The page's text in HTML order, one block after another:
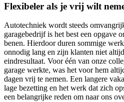
Flexibeler als je vrij wilt
Autotechniek wordt steeds
garagebedrijf is het best een opgave
benen. Hierdoor duren sommige
onnodig lang en zijn klanten niet
eindresultaat. Voor één van onze
garage werkte, was het voor hem
dagen vrij te nemen. Een langere
lage bezetting en het werk dat zich
een belangrijke reden om naar ons